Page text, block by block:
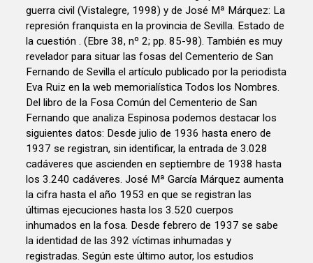
guerra civil (Vistalegre, 1998) y de José Mª Márquez: La
represión franquista en la provincia de Sevilla. Estado de
la cuestión . (Ebre 38, nº 2; pp. 85-98). También es muy
revelador para situar las fosas del Cementerio de San
Fernando de Sevilla el artículo publicado por la periodista
Eva Ruiz en la web memorialística Todos los Nombres.
Del libro de la Fosa Común del Cementerio de San
Fernando que analiza Espinosa podemos destacar los
siguientes datos: Desde julio de 1936 hasta enero de
1937 se registran, sin identificar, la entrada de 3.028
cadáveres que ascienden en septiembre de 1938 hasta
los 3.240 cadáveres. José Mª García Márquez aumenta
la cifra hasta el año 1953 en que se registran las
últimas ejecuciones hasta los 3.520 cuerpos
inhumados en la fosa. Desde febrero de 1937 se sabe
la identidad de las 392 víctimas inhumadas y
registradas. Según este último autor, los estudios